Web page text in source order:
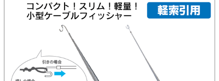
光ファイバー・融着接続機関連
LANケーブル・コネクタ・関連資材/機器
ネットワーク機器
エアコン・換気扇・空調資材
電気配管工事
EV充電設備工事
照明設置工事
太陽光発電工事